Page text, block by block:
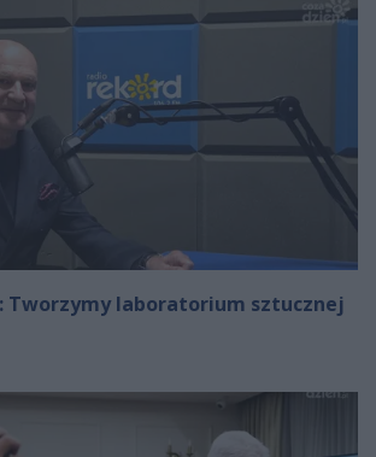
Tworzymy laboratorium sztucznej